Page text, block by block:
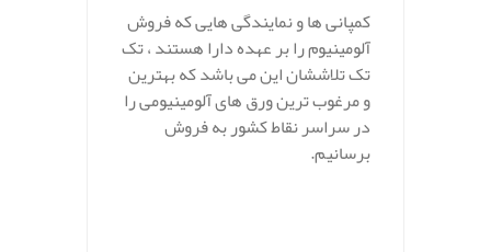
کمپانی‌ ها و نمایندگی هایی که فروش
آلومینیوم را بر عهده دارا هستند ، تک
تک تلاششان این می باشد که بهترین
و مرغوب ترین ورق های آلومینیومی را
در سراسر نقاط کشور به فروش
برسانیم.